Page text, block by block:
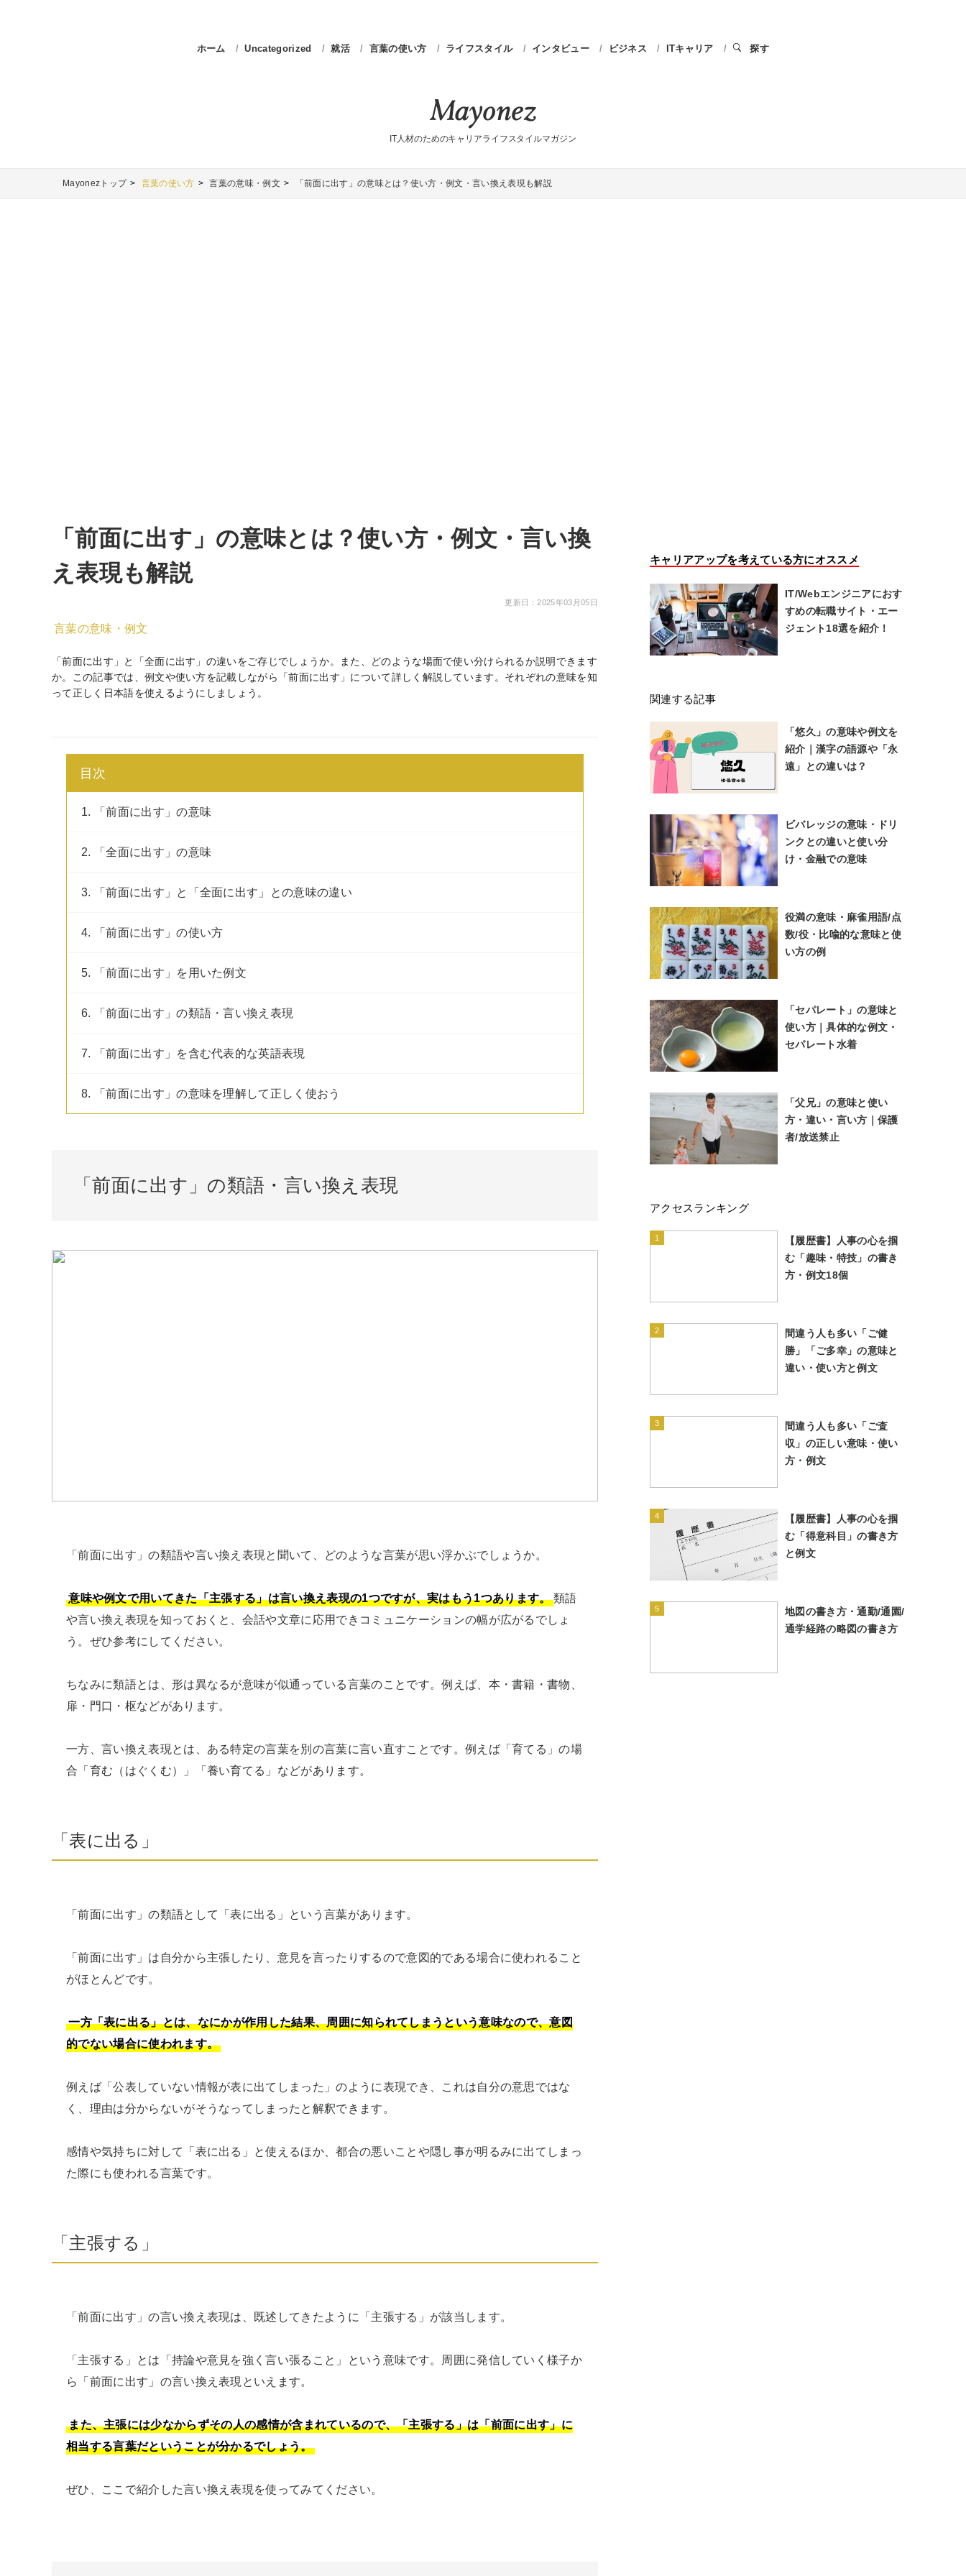
ホーム Uncategorized 就活 言葉の使い方 ライフスタイル インタビュー ビジネス ITキャリア 探す
IT人材のためのキャリアライフスタイルマガジン
Mayonezトップ 言葉の使い方 言葉の意味・例文 「前面に出す」の意味とは？使い方・例文・言い換え表現も解説
「前面に出す」の意味とは？使い方・例文・言い換
え表現も解説
更新日：2025年03月05日
言葉の意味・例文
「前面に出す」と「全面に出す」の違いをご存じでしょうか。また、どのような場面で使い分けられるか説明できます
か。この記事では、例文や使い方を記載しながら「前面に出す」について詳しく解説しています。それぞれの意味を知
って正しく日本語を使えるようにしましょう。
目次
1. 「前面に出す」の意味
2. 「全面に出す」の意味
3. 「前面に出す」と「全面に出す」との意味の違い
4. 「前面に出す」の使い方
5. 「前面に出す」を用いた例文
6. 「前面に出す」の類語・言い換え表現
7. 「前面に出す」を含む代表的な英語表現
8. 「前面に出す」の意味を理解して正しく使おう
「前面に出す」の類語・言い換え表現
「前面に出す」の類語や言い換え表現と聞いて、どのような言葉が思い浮かぶでしょうか。
意味や例文で用いてきた「主張する」は言い換え表現の1つですが、実はもう1つあります。類語
や言い換え表現を知っておくと、会話や文章に応用できコミュニケーションの幅が広がるでしょ
う。ぜひ参考にしてください。
ちなみに類語とは、形は異なるが意味が似通っている言葉のことです。例えば、本・書籍・書物、
扉・門口・枢などがあります。
一方、言い換え表現とは、ある特定の言葉を別の言葉に言い直すことです。例えば「育てる」の場
合「育む（はぐくむ）」「養い育てる」などがあります。
「表に出る」
「前面に出す」の類語として「表に出る」という言葉があります。
「前面に出す」は自分から主張したり、意見を言ったりするので意図的である場合に使われること
がほとんどです。
一方「表に出る」とは、なにかが作用した結果、周囲に知られてしまうという意味なので、意図
的でない場合に使われます。
例えば「公表していない情報が表に出てしまった」のように表現でき、これは自分の意思ではな
く、理由は分からないがそうなってしまったと解釈できます。
感情や気持ちに対して「表に出る」と使えるほか、都合の悪いことや隠し事が明るみに出てしまっ
た際にも使われる言葉です。
「主張する」
「前面に出す」の言い換え表現は、既述してきたように「主張する」が該当します。
「主張する」とは「持論や意見を強く言い張ること」という意味です。周囲に発信していく様子か
ら「前面に出す」の言い換え表現といえます。
また、主張には少なからずその人の感情が含まれているので、「主張する」は「前面に出す」に
相当する言葉だということが分かるでしょう。
ぜひ、ここで紹介した言い換え表現を使ってみてください。
キャリアアップを考えている方にオススメ
IT/Webエンジニアにおす
すめの転職サイト・エー
ジェント18選を紹介！
関連する記事
「悠久」の意味や例文を
紹介｜漢字の語源や「永
遠」との違いは？
ビバレッジの意味・ドリ
ンクとの違いと使い分
け・金融での意味
役満の意味・麻雀用語/点
数/役・比喩的な意味と使
い方の例
「セパレート」の意味と
使い方｜具体的な例文・
セパレート水着
「父兄」の意味と使い
方・違い・言い方｜保護
者/放送禁止
アクセスランキング
1
【履歴書】人事の心を掴
む「趣味・特技」の書き
方・例文18個
2
間違う人も多い「ご健
勝」「ご多幸」の意味と
違い・使い方と例文
3
間違う人も多い「ご査
収」の正しい意味・使い
方・例文
4
【履歴書】人事の心を掴
む「得意科目」の書き方
と例文
5
地図の書き方・通勤/通園/
通学経路の略図の書き方